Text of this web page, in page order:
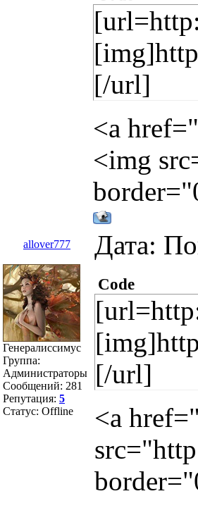
[/url]
<a
<img
allover777 Дата:
Генералиссимус
Группа:
Администраторы
Сообщений: 281
Репутация: 5
Статус: Offline
Code
[/url]
<a